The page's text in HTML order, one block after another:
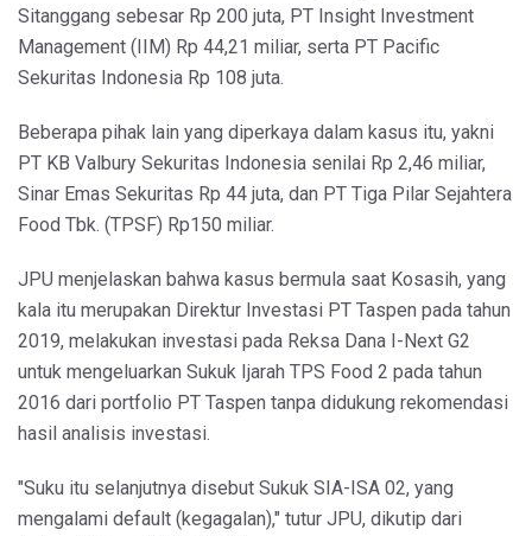
Sitanggang sebesar Rp 200 juta, PT Insight Investment
Management (IIM) Rp 44,21 miliar, serta PT Pacific
Sekuritas Indonesia Rp 108 juta.
Beberapa pihak lain yang diperkaya dalam kasus itu, yakni
PT KB Valbury Sekuritas Indonesia senilai Rp 2,46 miliar,
Sinar Emas Sekuritas Rp 44 juta, dan PT Tiga Pilar Sejahtera
Food Tbk. (TPSF) Rp150 miliar.
JPU menjelaskan bahwa kasus bermula saat Kosasih, yang
kala itu merupakan Direktur Investasi PT Taspen pada tahun
2019, melakukan investasi pada Reksa Dana I-Next G2
untuk mengeluarkan Sukuk Ijarah TPS Food 2 pada tahun
2016 dari portfolio PT Taspen tanpa didukung rekomendasi
hasil analisis investasi.
"Suku itu selanjutnya disebut Sukuk SIA-ISA 02, yang
mengalami default (kegagalan)," tutur JPU, dikutip dari